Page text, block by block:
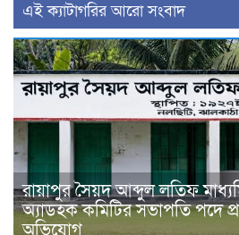
‍এই ক্যাটাগরির ‍আরো সংবাদ
রায়াপুর সৈয়দ আব্দুল লতিফ
অ্যাডহক কমিটির সভাপতি পদে